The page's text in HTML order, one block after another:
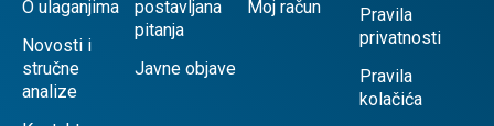
O ulaganjima
Novosti i
stručne
analize
postavljana
pitanja
Javne objave
Moj račun
Pravila
privatnosti
Pravila
kolačića